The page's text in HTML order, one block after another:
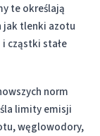
te określają
jak tlenki azotu
cząstki stałe
norm
limity emisji
węglowodory,